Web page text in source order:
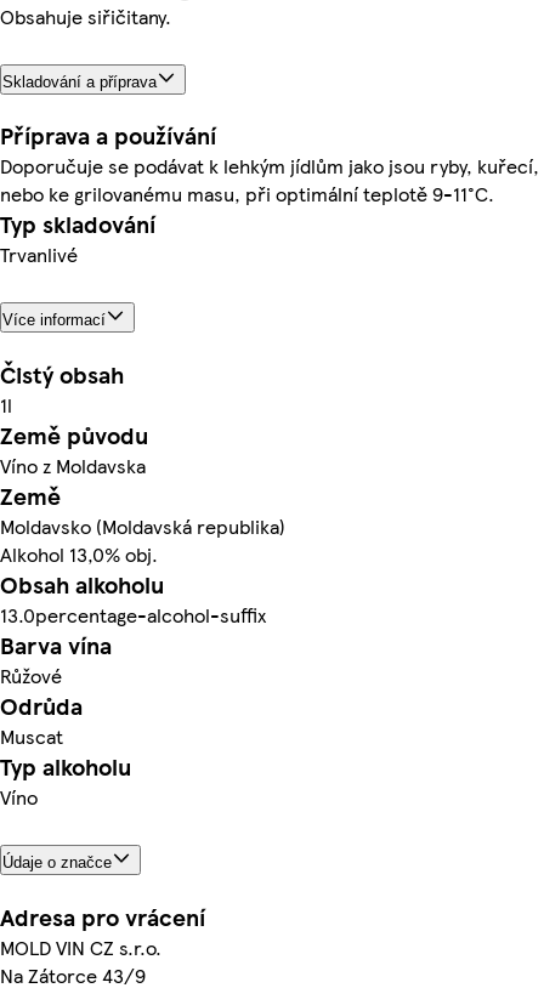
Obsahuje siřičitany.
Skladování a příprava
Příprava a používání
Doporučuje se podávat k lehkým jídlům jako jsou ryby, kuřecí,
nebo ke grilovanému masu, při optimální teplotě 9-11°C.
Typ skladování
Trvanlivé
Více informací
Čistý obsah
1l
Země původu
Víno z Moldavska
Země
Moldavsko (Moldavská republika)
Alkohol 13,0% obj.
Obsah alkoholu
13.0percentage-alcohol-suffix
Barva vína
Růžové
Odrůda
Muscat
Typ alkoholu
Víno
Údaje o značce
Adresa pro vrácení
MOLD VIN CZ s.r.o.
Na Zátorce 43/9